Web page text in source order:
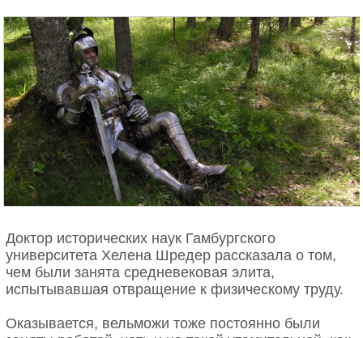
Кошка на древнем египетском папирусе
До начала борьбы с еретиками и ведьмами к
кошкам в Европе относились ровно — их ценили
за ловлю мышей, берегли как дорогостоящих
животных, но культ любви к ним не наблюдалось
нигде. Но все изменилось в 13 веке, когда
католическая церковь впервые серьезно
среди нас.
Средневековые кошачьи неприятности
Григорий IX, опубликовав в 1233 году послание
Доктор исторических наук Гамбургского
университета Хелена Шредер рассказала о том,
чем были занята средневековая элита,
испытывавшая отвращение к физическому труду.
Оказывается, вельможи тоже постоянно были